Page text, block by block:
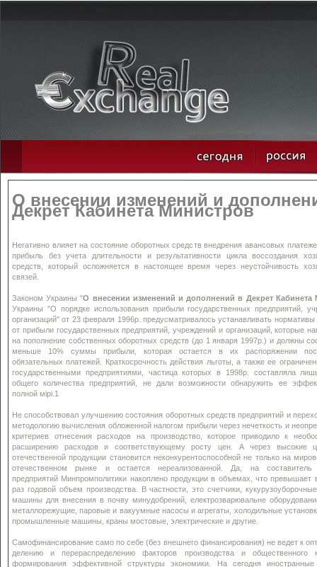
О внесении изменений и
Декрет Кабинета Министров
Негативно влияет на состояние оборотных средств внедрения авансовых
прибыль без учета длительности и результативности цикла воссоздания
средств, который осложняется в настоящее время через неустойчивость
связей.
Законом Украины "О внесении изменений и дополнений в Декрет Кабинета
Украины "О порядке использования прибыли государственных предприятий,
организаций" от 23 февраля 1996р. предусматривалось устанавливать нормативы
от прибыли государственных предприятий, учреждений и организаций, которые
на пополнение собственных оборотных средств (до 1 января 1997р.) и должны
меньше 10% суммы прибыли, которая остается в их распоряжении
обязательных платежей. Краткосрочность действия льготы, а также ее
государственными предприятиями, частица которых в 1998р. составляла
общего количества предприятий, не дали возможности обнаружить ее
полной мірі.1
Не способствовал улучшению состояния оборотных средств предприятий и
методологию вычисления обложенной налогом прибыли через нечеткость и
критериев отнесения расходов на производство, которое приводило к
расширению расходов и соответствующему росту цен. А через высокие
отечественной продукции становится неконкурентоспособной не только на
отечественном рынке и остается нереализованной. Да, на составитель
предприятий Минпромполитики накоплено продукции в объемах, что превышает
раз годовой объем производства. В частности, это счетчики,
машины для внесения в почву минудобрений, електрозварювальне
металлорежущие, паровые и вакуумные насосы и агрегаты, холодильные
промышленные машины, краны мостовые, электрические и другие.
Самофинансирование само по себе (без внешнего финансирования) не ведет к
делению и перераспределению факторов производства и общественного
формирования эффективной структуры экономики. На сегодня иностранные